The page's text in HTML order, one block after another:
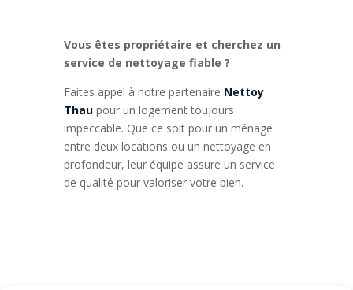
Vous êtes propriétaire et cherchez un
service de nettoyage fiable ?
Faites appel à notre partenaire Nettoy
Thaupour un logement toujours
impeccable. Que ce soit pour un ménage
entre deux locations ou un nettoyage en
profondeur, leur équipe assure un service
de qualité pour valoriser votre bien.